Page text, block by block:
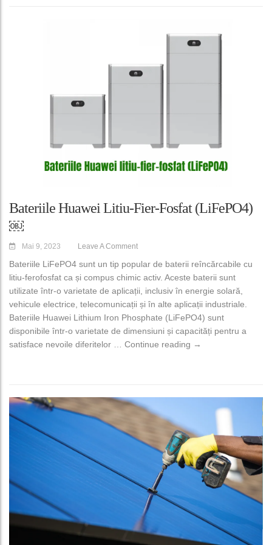
Bateriile Huawei Litiu-Fier-Fosfat (LiFePO4)
￼
Mai 9, 2023 Leave A Comment
Bateriile LiFePO4 sunt un tip popular de baterii reîncărcabile cu
litiu-ferofosfat ca și compus chimic activ. Aceste baterii sunt
utilizate într-o varietate de aplicații, inclusiv în energie solară,
vehicule electrice, telecomunicații și în alte aplicații industriale.
Bateriile Huawei Lithium Iron Phosphate (LiFePO4) sunt
disponibile într-o varietate de dimensiuni și capacități pentru a
satisface nevoile diferitelor … Continue reading Bateriile Huawei
→